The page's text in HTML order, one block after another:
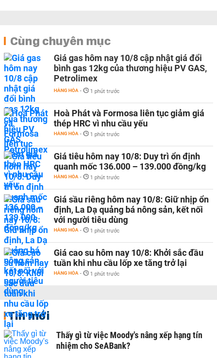
Cùng chuyên mục
Giá gas hôm nay 10/8 cập nhật giá đổi
bình gas 12kg của thương hiệu PV GAS,
Petrolimex
HÀNG HÓA - 1 phút trước
Hoà Phát và Formosa liên tục giảm giá
thép HRC vì nhu cầu yếu
HÀNG HÓA - 1 phút trước
Giá tiêu hôm nay 10/8: Duy trì ổn định
quanh mốc 136.000 – 139.000 đồng/kg
HÀNG HÓA - 1 phút trước
Giá sầu riêng hôm nay 10/8: Giữ nhịp ổn
định, La Dạ quảng bá nông sản, kết nối
với người tiêu dùng
HÀNG HÓA - 1 phút trước
Giá cao su hôm nay 10/8: Khởi sắc đầu
tuần khi nhu cầu lốp xe tăng trở lại
HÀNG HÓA - 1 phút trước
Tin mới
Thấy gì từ việc Moody's nâng xếp hạng tín
nhiệm cho SeABank?